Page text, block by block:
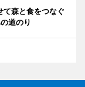
森と食をつなぐ
道のり